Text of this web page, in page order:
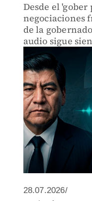
Desde el 'gober
negociaciones
de la
audio sigue
política.
28.07.2026/